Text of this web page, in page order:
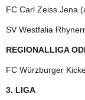
FC Carl Zeiss Jena
SV Westfalia
REGIONALLIGA
FC Würzburger
3. LIGA